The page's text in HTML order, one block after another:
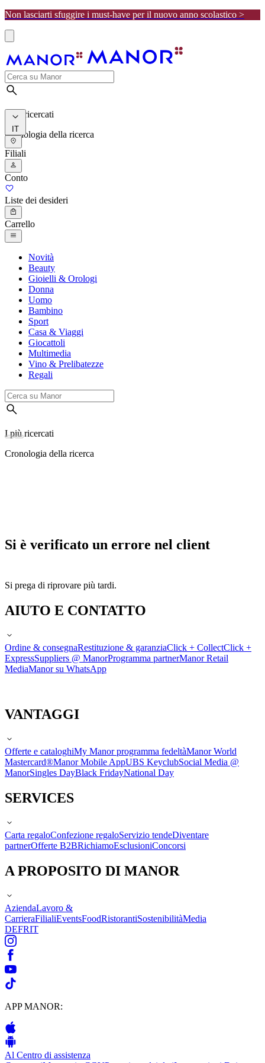
Non lasciarti sfuggire i must-have per il nuovo anno scolastico >
I più ricercati
Cronologia della ricerca
IT
Filiali
Conto
Liste dei desideri
Carrello
Novità
Beauty
Gioielli & Orologi
Donna
Uomo
Bambino
Sport
Casa & Viaggi
Giocattoli
Multimedia
Vino & Prelibatezze
Regali
I più ricercati
Cronologia della ricerca
Si è verificato un errore nel client
Si prega di riprovare più tardi.
AIUTO E CONTATTO
Ordine & consegnaRestituzione & garanziaClick + CollectClick +
ExpressSuppliers @ ManorProgramma partnerManor Retail
MediaManor su WhatsApp
VANTAGGI
Offerte e cataloghiMy Manor programma fedeltàManor World
Mastercard®Manor Mobile AppUBS KeyclubSocial Media @
ManorSingles DayBlack FridayNational Day
SERVICES
Carta regaloConfezione regaloServizio tendeDiventare
partnerOfferte B2BRichiamoEsclusioniConcorsi
A PROPOSITO DI MANOR
AziendaLavoro &
CarrieraFilialiEventsFoodRistorantiSostenibilitàMedia
DEFRIT
APP MANOR:
Al Centro di assistenza